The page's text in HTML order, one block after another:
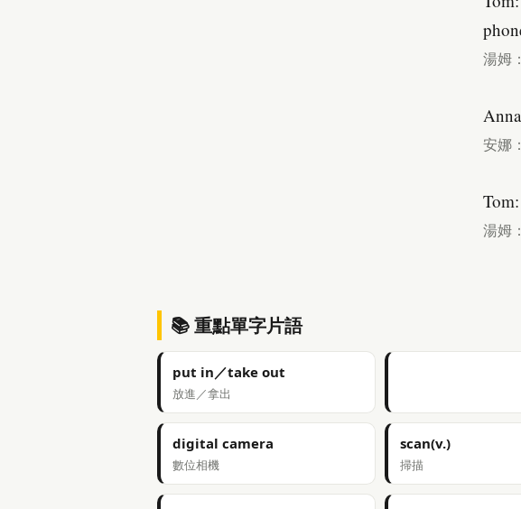
湯姆
安娜
湯姆
📚 重點單字片語
put in／take out
放進／拿出
digital camera
數位相機
scan(v.)
掃描